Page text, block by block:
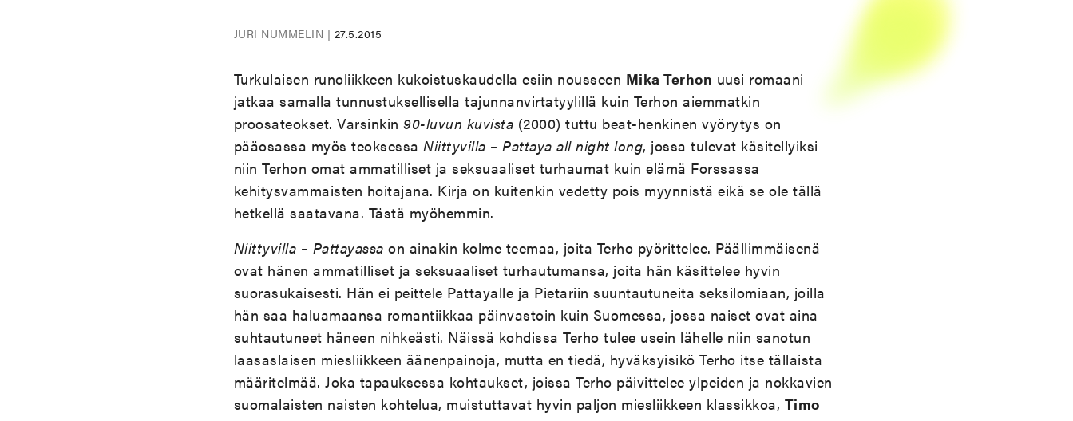
JURI NUMMELIN | 27.5.2015
Turkulaisen runoliikkeen kukoistuskaudella esiin nousseen Mika Terhon uusi romaani
jatkaa samalla tunnustuksellisella tajunnanvirtatyylillä kuin Terhon aiemmatkin
proosateokset. Varsinkin 90-luvun kuvista (2000) tuttu beat-henkinen vyörytys on
pääosassa myös teoksessa Niittyvilla – Pattaya all night long, jossa tulevat käsitellyiksi
niin Terhon omat ammatilliset ja seksuaaliset turhaumat kuin elämä Forssassa
kehitysvammaisten hoitajana. Kirja on kuitenkin vedetty pois myynnistä eikä se ole tällä
hetkellä saatavana. Tästä myöhemmin.
Niittyvilla – Pattayassa on ainakin kolme teemaa, joita Terho pyörittelee. Päällimmäisenä
ovat hänen ammatilliset ja seksuaaliset turhautumansa, joita hän käsittelee hyvin
suorasukaisesti. Hän ei peittele Pattayalle ja Pietariin suuntautuneita seksilomiaan, joilla
hän saa haluamaansa romantiikkaa päinvastoin kuin Suomessa, jossa naiset ovat aina
suhtautuneet häneen nihkeästi. Näissä kohdissa Terho tulee usein lähelle niin sanotun
laasaslaisen miesliikkeen äänenpainoja, mutta en tiedä, hyväksyisikö Terho itse tällaista
määritelmää. Joka tapauksessa kohtaukset, joissa Terho päivittelee ylpeiden ja nokkavien
suomalaisten naisten kohtelua, muistuttavat hyvin paljon miesliikkeen klassikkoa, Timo